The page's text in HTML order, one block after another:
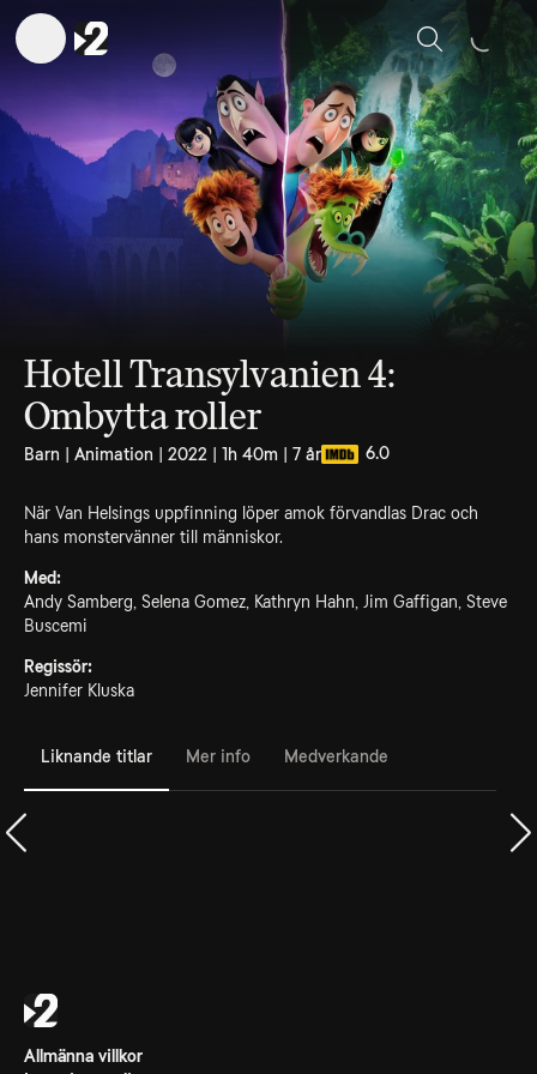
Sök
Hotell Transylvanien 4:
Ombytta roller
Barn | Animation | 2022 | 1h 40m | 7 år 6.0
När Van Helsings uppfinning löper amok förvandlas Drac och
hans monstervänner till människor.
Med:
Andy Samberg, Selena Gomez, Kathryn Hahn, Jim Gaffigan, Steve
Buscemi
Regissör:
Jennifer Kluska
Liknande titlar Mer info Medverkande
Allmänna villkor